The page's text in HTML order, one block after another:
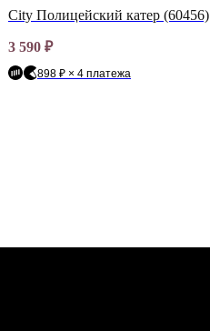
City Полицейский катер (60456)
3 590 ₽
898 ₽ × 4 платежа